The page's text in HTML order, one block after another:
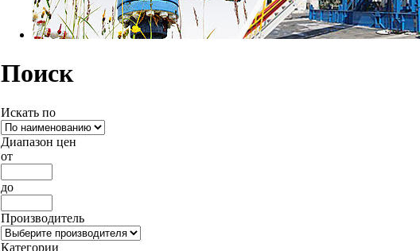
Поиск
Искать по
Диапазон цен
от
до
Производитель
Категории